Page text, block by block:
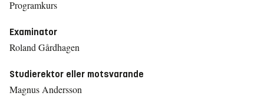
Programkurs
Examinator
Roland Gårdhagen
Studierektor eller motsvarande
Magnus Andersson